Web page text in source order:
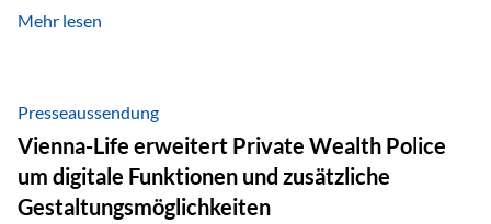
Blick behalten? Digitalisierung und KI verändern die
administrative Aufgaben, beschleunigen Abläufe und
schaffen mehr Zeit für das Wesentliche: die persönliche
Beratung. Gerade deshalb wird die individuelle Betreuung
zum entscheidenden Erfolgsfaktor. Technologie kann
unterstützen, Vertrauen entsteht jedoch weiterhin im
Mehr lesen
Presseaussendung
Vienna-Life erweitert Private Wealth Police
um digitale Funktionen und zusätzliche
Gestaltungsmöglichkeiten